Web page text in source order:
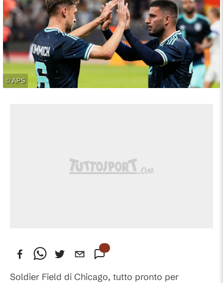
©APS
Soldier Field di Chicago, tutto pronto per